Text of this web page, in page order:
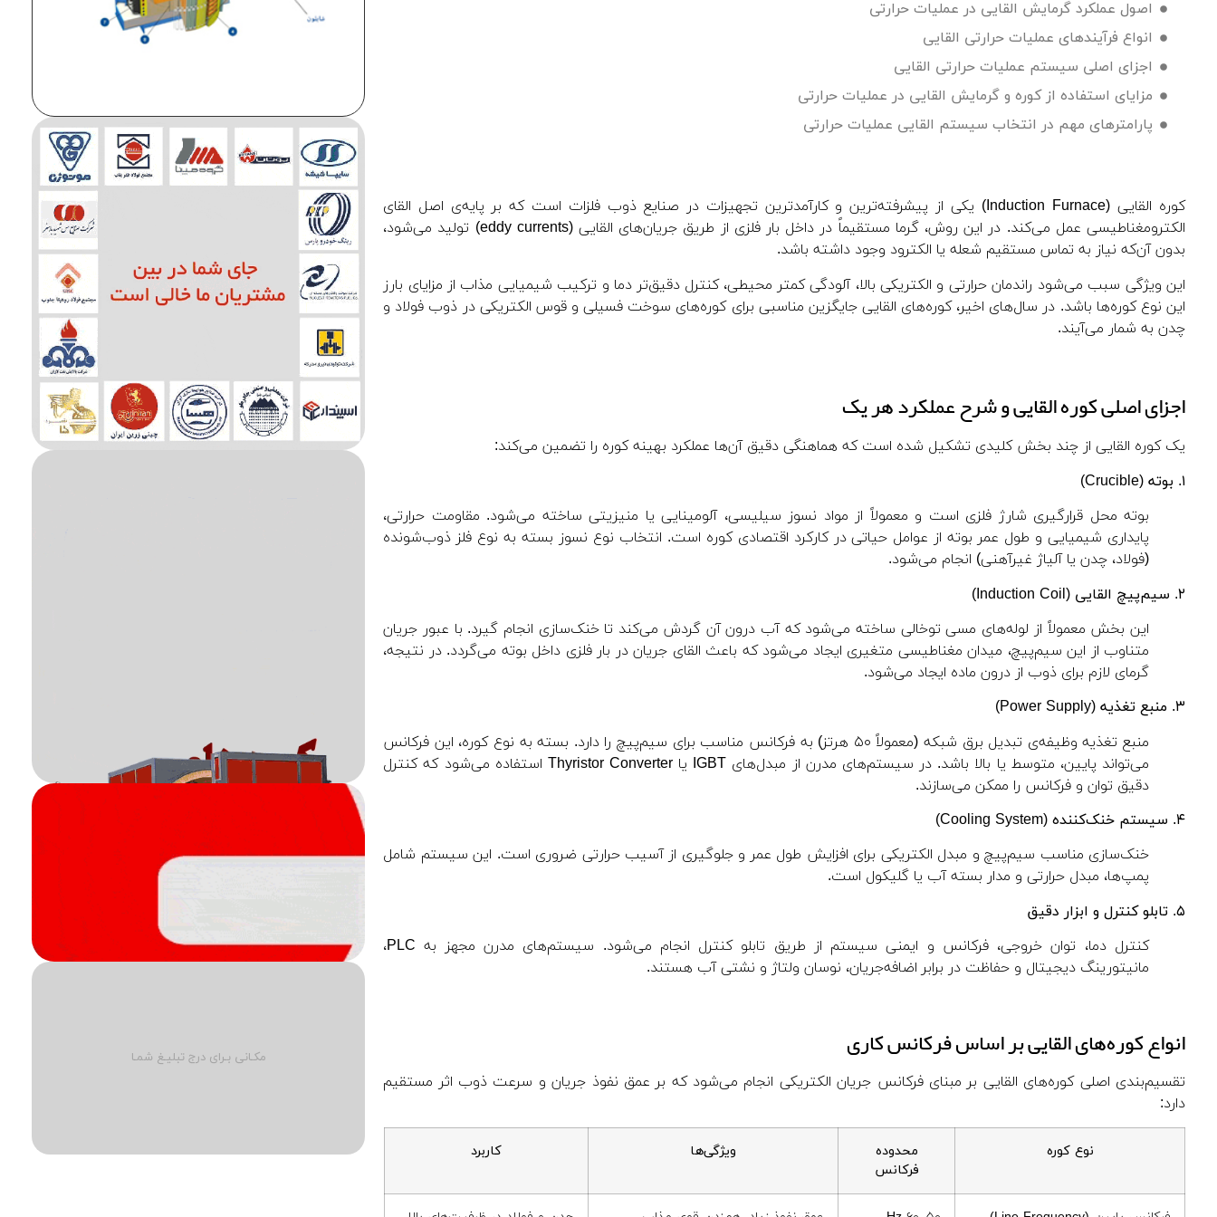
اصول عملکرد گرمایش القایی در عملیات حرارتی
انواع فرآیندهای عملیات حرارتی القایی
اجزای اصلی سیستم عملیات حرارتی القایی
مزایای استفاده از کوره و گرمایش القایی در عملیات حرارتی
پارامترهای مهم در انتخاب سیستم القایی عملیات حرارتی
کوره القایی (Induction Furnace) یکی از پیشرفته‌ترین و کارآمدترین تجهیزات در صنایع ذوب فلزات است که بر پایه‌ی اصل القای
الکترومغناطیسی عمل می‌کند. در این روش، گرما مستقیماً در داخل بار فلزی از طریق جریان‌های القایی (eddy currents) تولید می‌شود،
بدون آن‌که نیاز به تماس مستقیم شعله یا الکترود وجود داشته باشد.
این ویژگی سبب می‌شود راندمان حرارتی و الکتریکی بالا، آلودگی کمتر محیطی، کنترل دقیق‌تر دما و ترکیب شیمیایی مذاب از مزایای بارز
این نوع کوره‌ها باشد. در سال‌های اخیر، کوره‌های القایی جایگزین مناسبی برای کوره‌های سوخت فسیلی و قوس الکتریکی در ذوب فولاد و
چدن به شمار می‌آیند.
اجزای اصلی کوره القایی و شرح عملکرد هر یک
یک کوره القایی از چند بخش کلیدی تشکیل شده است که هماهنگی دقیق آن‌ها عملکرد بهینه کوره را تضمین می‌کند:
۱. بوته (Crucible)
بوته محل قرارگیری شارژ فلزی است و معمولاً از مواد نسوز سیلیسی، آلومینایی یا منیزیتی ساخته می‌شود. مقاومت حرارتی،
پایداری شیمیایی و طول عمر بوته از عوامل حیاتی در کارکرد اقتصادی کوره است. انتخاب نوع نسوز بسته به نوع فلز ذوب‌شونده
(فولاد، چدن یا آلیاژ غیرآهنی) انجام می‌شود.
۲. سیم‌پیچ القایی (Induction Coil)
این بخش معمولاً از لوله‌های مسی توخالی ساخته می‌شود که آب درون آن گردش می‌کند تا خنک‌سازی انجام گیرد. با عبور جریان
متناوب از این سیم‌پیچ، میدان مغناطیسی متغیری ایجاد می‌شود که باعث القای جریان در بار فلزی داخل بوته می‌گردد. در نتیجه،
گرمای لازم برای ذوب از درون ماده ایجاد می‌شود.
۳. منبع تغذیه (Power Supply)
منبع تغذیه وظیفه‌ی تبدیل برق شبکه (معمولاً ۵۰ هرتز) به فرکانس مناسب برای سیم‌پیچ را دارد. بسته به نوع کوره، این فرکانس
می‌تواند پایین، متوسط یا بالا باشد. در سیستم‌های مدرن از مبدل‌های IGBT یا Thyristor Converter استفاده می‌شود که کنترل
دقیق توان و فرکانس را ممکن می‌سازند.
۴. سیستم خنک‌کننده (Cooling System)
خنک‌سازی مناسب سیم‌پیچ و مبدل الکتریکی برای افزایش طول عمر و جلوگیری از آسیب حرارتی ضروری است. این سیستم شامل
پمپ‌ها، مبدل حرارتی و مدار بسته آب یا گلیکول است.
۵. تابلو کنترل و ابزار دقیق
کنترل دما، توان خروجی، فرکانس و ایمنی سیستم از طریق تابلو کنترل انجام می‌شود. سیستم‌های مدرن مجهز به PLC،
مانیتورینگ دیجیتال و حفاظت در برابر اضافه‌جریان، نوسان ولتاژ و نشتی آب هستند.
انواع کوره‌های القایی بر اساس فرکانس کاری
تقسیم‌بندی اصلی کوره‌های القایی بر مبنای فرکانس جریان الکتریکی انجام می‌شود که بر عمق نفوذ جریان و سرعت ذوب اثر مستقیم
دارد:
نوع کوره
محدوده
فرکانس
ویژگی‌ها کاربرد
مکـانی بـرای درج تبلیـغ شمـا